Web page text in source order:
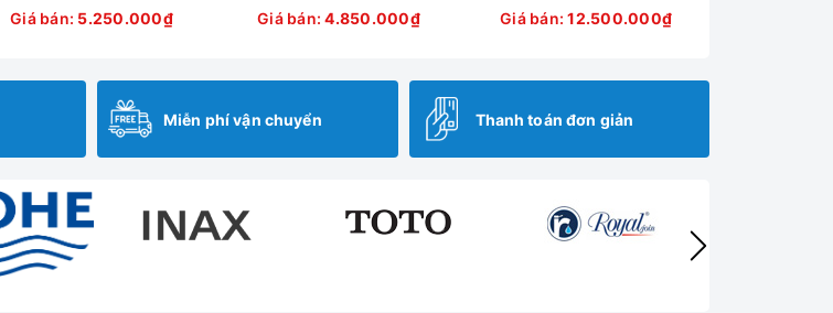
Giá bán: 5.250.000₫
Giá bán:4.850.000₫
Giá bán:12.500.000₫
Miễn phí vận chuyển Thanh toán đơn giản